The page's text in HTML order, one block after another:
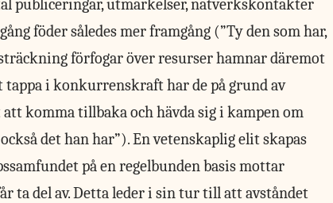
publiceringar, utmärkelser, nätverkskontakter
föder således mer framgång (”Ty den som har,
förfogar över resurser hamnar däremot
i konkurrenskraft har de på grund av
komma tillbaka och hävda sig i kampen om
det han har”). En vetenskaplig elit skapas
på en regelbunden basis mottar
ta del av. Detta leder i sin tur till att avståndet